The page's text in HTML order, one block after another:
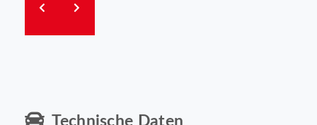
Technische Daten